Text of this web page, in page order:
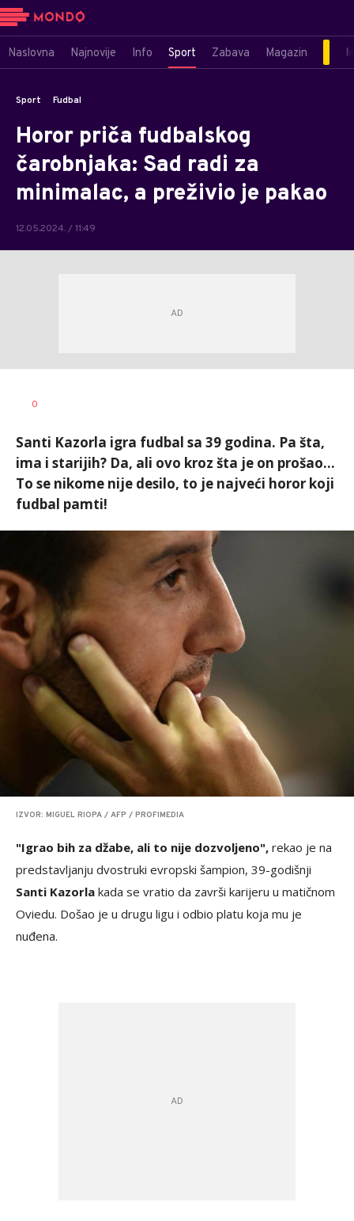
Naslovna Najnovije Info Sport Zabava Magazin
Sport Fudbal
Horor priča fudbalskog
čarobnjaka: Sad radi za
minimalac, a preživio je pakao
12.05.2024. / 11:49
0
Santi Kazorla igra fudbal sa 39 godina. Pa šta,
ima i starijih? Da, ali ovo kroz šta je on prošao...
To se nikome nije desilo, to je najveći horor koji
fudbal pamti!
IZVOR: MIGUEL RIOPA / AFP / PROFIMEDIA
"Igrao bih za džabe, ali to nije dozvoljeno", rekao je na
predstavljanju dvostruki evropski šampion, 39-godišnji
Santi Kazorla kada se vratio da završi karijeru u matičnom
Oviedu. Došao je u drugu ligu i odbio platu koja mu je
nuđena.